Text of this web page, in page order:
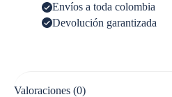
Envíos a toda colombia
Devolución garantizada
Valoraciones (0)